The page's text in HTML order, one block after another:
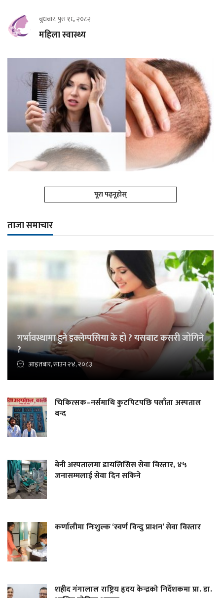
बुधबार, पुस १६, २०८२
महिला स्वास्थ्य
पूरा पढ्नूहोस्
ताजा समाचार
गर्भावस्थामा हुने इक्लेम्पसिया के हो ? यसबाट कसरी जोगिने
?
आइतबार, साउन २४, २०८३
चिकित्सक–नर्समाथि कुटपिटपछि पलाँता अस्पताल
बन्द
बेनी अस्पतालमा डायलिसिस सेवा विस्तार, ४५
जनासम्मलाई सेवा दिन सकिने
कर्णालीमा निःशुल्क ‘स्वर्ण विन्दु प्राशन’ सेवा विस्तार
शहीद गंगालाल राष्ट्रिय हृदय केन्द्रको निर्देशकमा प्रा. डा.